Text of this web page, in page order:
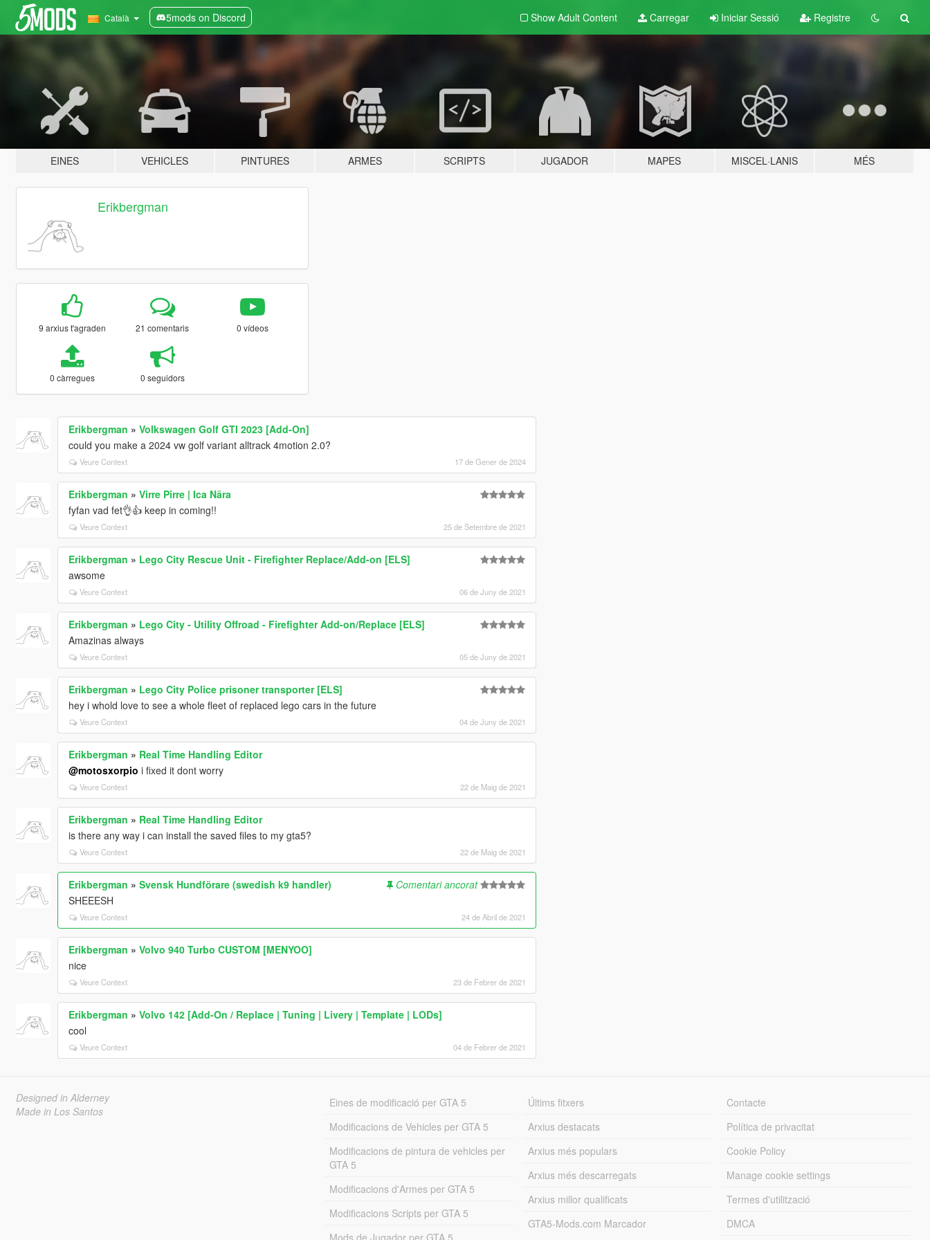
Català 5mods on Discord Show Adult Content Carregar Iniciar Sessió Registre
EINES VEHICLES PINTURES ARMES SCRIPTS JUGADOR MAPES MISCEL·LANIS MÉS
Erikbergman
9 arxius t'agraden 21 comentaris 0 vídeos
0 càrregues 0 seguidors
Erikbergman » Volkswagen Golf GTI 2023 [Add-On]
could you make a 2024 vw golf variant alltrack 4motion 2.0?
Veure Context 17 de Gener de 2024
Erikbergman » Virre Pirre | Ica Nära
fyfan vad fet👌👍 keep in coming!!
Veure Context 25 de Setembre de 2021
Erikbergman » Lego City Rescue Unit - Firefighter Replace/Add-on [ELS]
awsome
Veure Context 06 de Juny de 2021
Erikbergman » Lego City - Utility Offroad - Firefighter Add-on/Replace [ELS]
Amazinas always
Veure Context 05 de Juny de 2021
Erikbergman » Lego City Police prisoner transporter [ELS]
hey i whold love to see a whole fleet of replaced lego cars in the future
Veure Context 04 de Juny de 2021
Erikbergman » Real Time Handling Editor
@motosxorpio i fixed it dont worry
Veure Context 22 de Maig de 2021
Erikbergman » Real Time Handling Editor
is there any way i can install the saved files to my gta5?
Veure Context 22 de Maig de 2021
Erikbergman » Svensk Hundförare (swedish k9 handler)
Comentari ancorat
SHEEESH
Veure Context 24 de Abril de 2021
Erikbergman » Volvo 940 Turbo CUSTOM [MENYOO]
nice
Veure Context 23 de Febrer de 2021
Erikbergman » Volvo 142 [Add-On / Replace | Tuning | Livery | Template | LODs]
cool
Veure Context 04 de Febrer de 2021
Designed in Alderney
Made in Los Santos
Eines de modificació per GTA 5
Modificacions de Vehicles per GTA 5
Modificacions de pintura de vehicles per
GTA 5
Modificacions d'Armes per GTA 5
Modificacions Scripts per GTA 5
Mods de Jugador per GTA 5
Últims fitxers
Arxius destacats
Arxius més populars
Arxius més descarregats
Arxius millor qualificats
GTA5-Mods.com Marcador
Contacte
Política de privacitat
Cookie Policy
Manage cookie settings
Termes d'utilització
DMCA